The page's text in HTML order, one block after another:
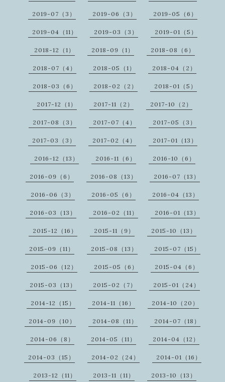
2019-07（3） 2019-06（3） 2019-05（6）
2019-04（11） 2019-03（3） 2019-01（5）
2018-12（1） 2018-09（1） 2018-08（6）
2018-07（4） 2018-05（1） 2018-04（2）
2018-03（6） 2018-02（2） 2018-01（5）
2017-12（1） 2017-11（2） 2017-10（2）
2017-08（3） 2017-07（4） 2017-05（3）
2017-03（3） 2017-02（4） 2017-01（13）
2016-12（13） 2016-11（6） 2016-10（6）
2016-09（6） 2016-08（13） 2016-07（13）
2016-06（3） 2016-05（6） 2016-04（13）
2016-03（13） 2016-02（11） 2016-01（13）
2015-12（16） 2015-11（9） 2015-10（13）
2015-09（11） 2015-08（13） 2015-07（15）
2015-06（12） 2015-05（6） 2015-04（6）
2015-03（13） 2015-02（7） 2015-01（24）
2014-12（15） 2014-11（16） 2014-10（20）
2014-09（10） 2014-08（11） 2014-07（18）
2014-06（8） 2014-05（11） 2014-04（12）
2014-03（15） 2014-02（24） 2014-01（16）
2013-12（11） 2013-11（11） 2013-10（13）